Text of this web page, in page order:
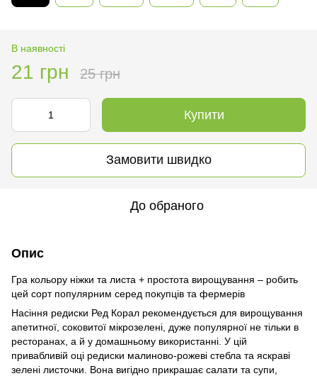
В наявності
21 грн 25 грн
Купити
Замовити швидко
До обраного
Опис
Гра кольору ніжки та листа + простота вирощування – робить
цей сорт популярним серед покупців та фермерів
Насіння редиски Ред Корал рекомендується для вирощування
апетитної, соковитої мікрозелені, дуже популярної не тільки в
ресторанах, а й у домашньому використанні. У цій
привабливій оці редиски малиново-рожеві стебла та яскраві
зелені листочки. Вона вигідно прикрашає салати та супи,